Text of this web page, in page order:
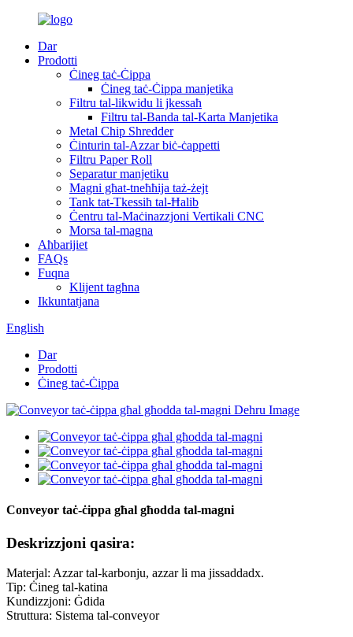
Dar
Prodotti
Ċineg taċ-Ċippa
Ċineg taċ-Ċippa manjetika
Filtru tal-likwidu li jkessaħ
Filtru tal-Banda tal-Karta Manjetika
Metal Chip Shredder
Ċinturin tal-Azzar biċ-ċappetti
Filtru Paper Roll
Separatur manjetiku
Magni għat-tneħħija taż-żejt
Tank tat-Tkessiħ tal-Ħalib
Ċentru tal-Maċinazzjoni Vertikali CNC
Morsa tal-magna
Aħbarijiet
FAQs
Fuqna
Klijent tagħna
Ikkuntatjana
English
Dar
Prodotti
Ċineg taċ-Ċippa
Conveyor taċ-ċippa għal għodda tal-magni
Deskrizzjoni qasira:
Materjal: Azzar tal-karbonju, azzar li ma jissaddadx.
Tip: Ċineg tal-katina
Kundizzjoni: Ġdida
Struttura: Sistema tal-conveyor